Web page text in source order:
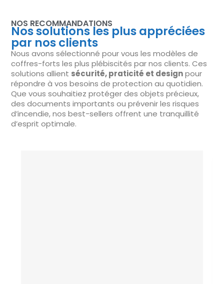
NOS RECOMMANDATIONS
Nos solutions les plus appréciées
par nos clients
Nous avons sélectionné pour vous les modèles de
coffres-forts les plus plébiscités par nos clients. Ces
solutions allient sécurité, praticité et designpour
répondre à vos besoins de protection au quotidien.
Que vous souhaitiez protéger des objets précieux,
des documents importants ou prévenir les risques
d’incendie, nos best-sellers offrent une tranquillité
d’esprit optimale.